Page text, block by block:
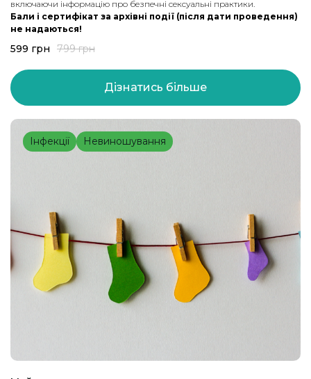
включаючи інформацію про безпечні сексуальні практики.
Бали і сертифікат за архівні події (після дати проведення)
не надаються!
599 грн 799грн
Дізнатись більше
Інфекції Невиношування